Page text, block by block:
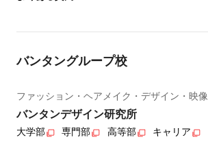
バンタングループ校
ファッション・ヘアメイク・デザイン・映像
バンタンデザイン研究所
大学部 専門部 高等部 キャリア